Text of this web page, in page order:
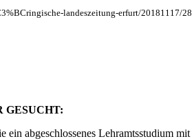
landeszeitung-erfurt/20181117/
GESUCHT:
ein abgeschlossenes Lehramtsstudium